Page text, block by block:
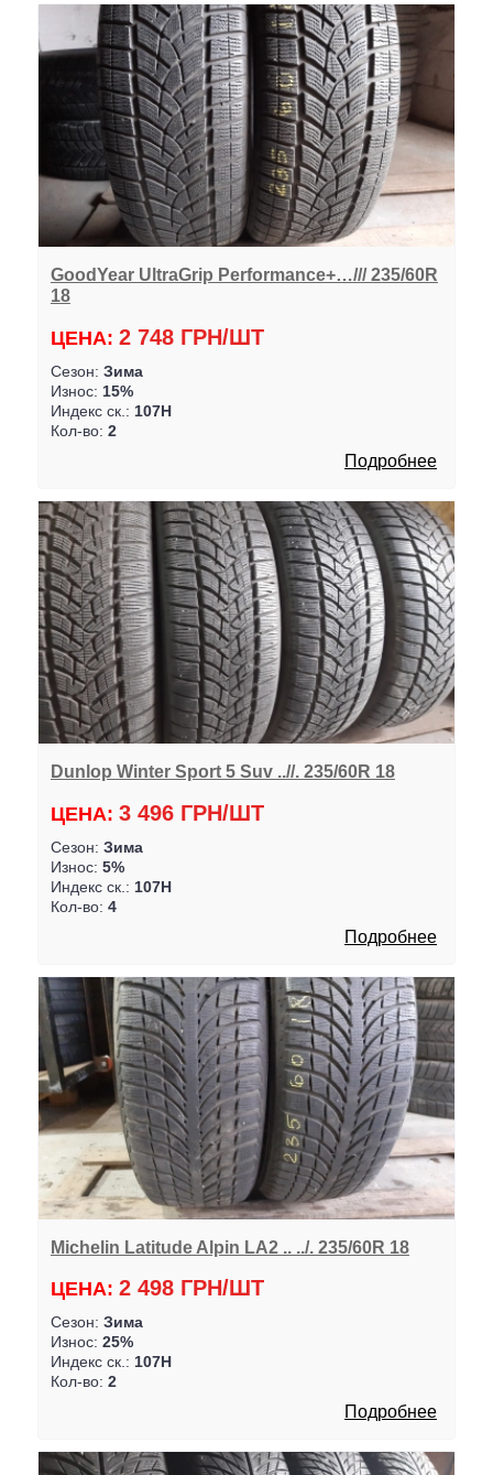
GoodYear UltraGrip Performance+…/// 235/60R
18
ЦЕНА: 2 748 ГРН/ШТ
Сезон: Зима
Износ: 15%
Индекс ск.: 107H
Кол-во: 2
Подробнее
Dunlop Winter Sport 5 Suv ..//. 235/60R 18
ЦЕНА: 3 496 ГРН/ШТ
Сезон: Зима
Износ: 5%
Индекс ск.: 107H
Кол-во: 4
Подробнее
Michelin Latitude Alpin LA2 .. ../. 235/60R 18
ЦЕНА: 2 498 ГРН/ШТ
Сезон: Зима
Износ: 25%
Индекс ск.: 107H
Кол-во: 2
Подробнее